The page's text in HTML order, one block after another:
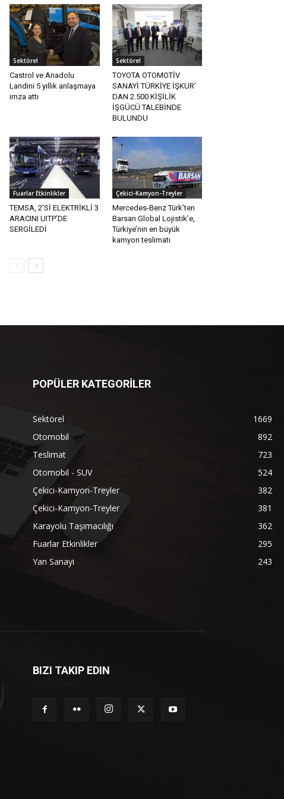
Sektörel
Castrol ve Anadolu
Landini 5 yıllık anlaşmaya
imza attı
Sektörel
TOYOTA OTOMOTİV
SANAYİ TÜRKİYE İŞKUR’
DAN 2.500 KİŞİLİK
İŞGÜCÜ TALEBİNDE
BULUNDU
Fuarlar Etkinlikler
TEMSA, 2’Sİ ELEKTRİKLİ 3
ARACINI UITP’DE
SERGİLEDİ
Çekici-Kamyon-Treyler
Mercedes-Benz Türk’ten
Barsan Global Lojistik’e,
Türkiye’nin en büyük
kamyon teslimatı
POPÜLER KATEGORİLER
Sektörel
1669
Otomobil
892
Teslimat
723
Otomobil - SUV
524
Çekici-Kamyon-Treyler
382
Çekici-Kamyon-Treyler
381
Karayolu Taşımacılığı
362
Fuarlar Etkinlikler
295
Yan Sanayi
243
BIZI TAKIP EDIN